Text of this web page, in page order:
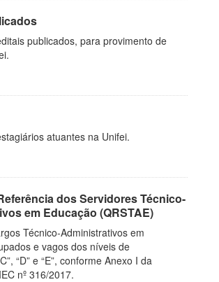
publicados, para provimento de
atuantes na Unifei.
dos Servidores Técnico-
em Educação (QRSTAE)
Técnico-Administrativos em
e vagos dos níveis de
“D” e “E”, conforme Anexo I da
nº 316/2017.